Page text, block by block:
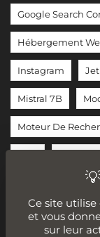
Google Search
Hébergement
Instagram
Mistral 7B
Moteur De
Rédacteur Web
Ce site utilise
et vous
sur leur